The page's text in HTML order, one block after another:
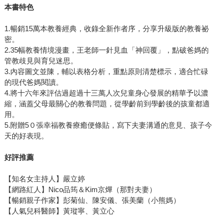
本書特色
1.暢銷15萬本教養經典，收錄全新作者序，分享升級版的教養祕
密。
2.35幅教養情境漫畫，王老師一針見血「神回覆」，點破爸媽的
管教歧見與育兒迷思。
3.內容圖文並陳，輔以表格分析，重點原則清楚標示，適合忙碌
的現代爸媽閱讀。
4.將十六年來評估過超過十三萬人次兒童身心發展的精華予以濃
縮，涵蓋父母最關心的教養問題，從學齡前到學齡後的孩童都適
用。
5.附贈5０張幸福教養療癒便條貼，寫下夫妻溝通的意見、孩子今
天的好表現。
好評推薦
【知名女主持人】嚴立婷
【網路紅人】Nico品筠＆Kim京燁（那對夫妻）
【暢銷親子作家】彭菊仙、陳安儀、張美蘭（小熊媽）
【人氣兒科醫師】黃瑽寧、黃立心